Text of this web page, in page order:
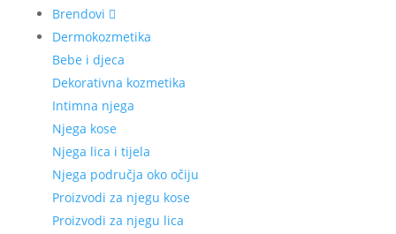
Brendovi
Dermokozmetika
Bebe i djeca
Dekorativna kozmetika
Intimna njega
Njega kose
Njega lica i tijela
Njega područja oko očiju
Proizvodi za njegu kose
Proizvodi za njegu lica